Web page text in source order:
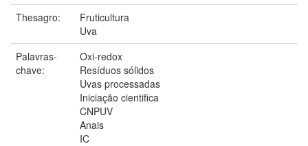
Thesagro:
Fruticultura
Uva
Palavras-
chave:
Oxi-redox
Resíduos sólidos
Uvas processadas
Iniciação cientifica
CNPUV
Anais
IC